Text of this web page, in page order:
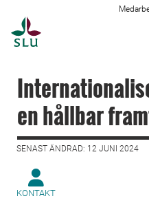
en hållbar
SENAST ÄNDRAD: 12 JUNI 2024
KONTAKT